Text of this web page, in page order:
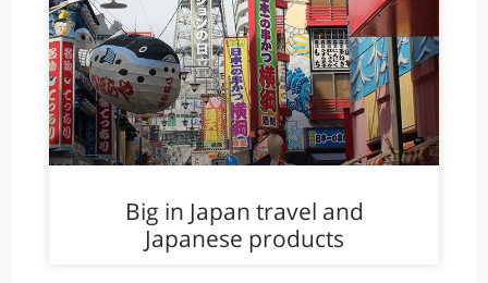
Big in Japan travel and
Japanese products